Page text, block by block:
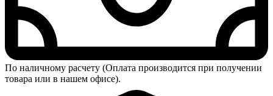
По наличному расчету (Оплата производится при получении
товара или в нашем офисе).